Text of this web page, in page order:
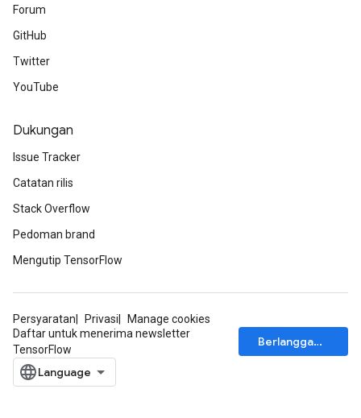
Forum
GitHub
Twitter
YouTube
Dukungan
Issue Tracker
Catatan rilis
Stack Overflow
Pedoman brand
Mengutip TensorFlow
Persyaratan Privasi
Manage cookies
Daftar untuk menerima newsletter
TensorFlow
Berlangganan